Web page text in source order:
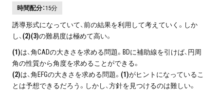
時間配分：15分
誘導形式になっていて、前の結果を利用して考えていく。しか
し、 (2)(3)の難易度は極めて高い。
(1)は、角CADの大きさを求める問題。BDに補助線を引けば、円周
角の性質から角度を求めることができる。
(2)は、角EFGの大きさを求める問題。 (1)がヒントになっているこ
とは予想できるだろう。しかし、方針を見つけるのは難しい。